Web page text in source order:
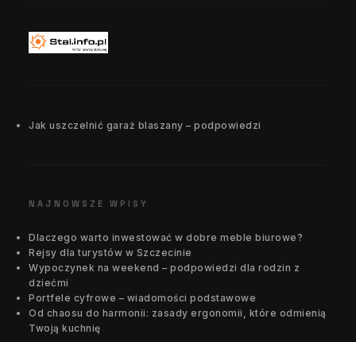
Jak uszczelnić garaż blaszany – podpowiedzi
NAJNOWSZE WPISY
Dlaczego warto inwestować w dobre meble biurowe?
Rejsy dla turystów w Szczecinie
Wypoczynek na weekend – podpowiedzi dla rodzin z
dziećmi
Portfele cyfrowe – wiadomości podstawowe
Od chaosu do harmonii: zasady ergonomii, które odmienią
Twoją kuchnię